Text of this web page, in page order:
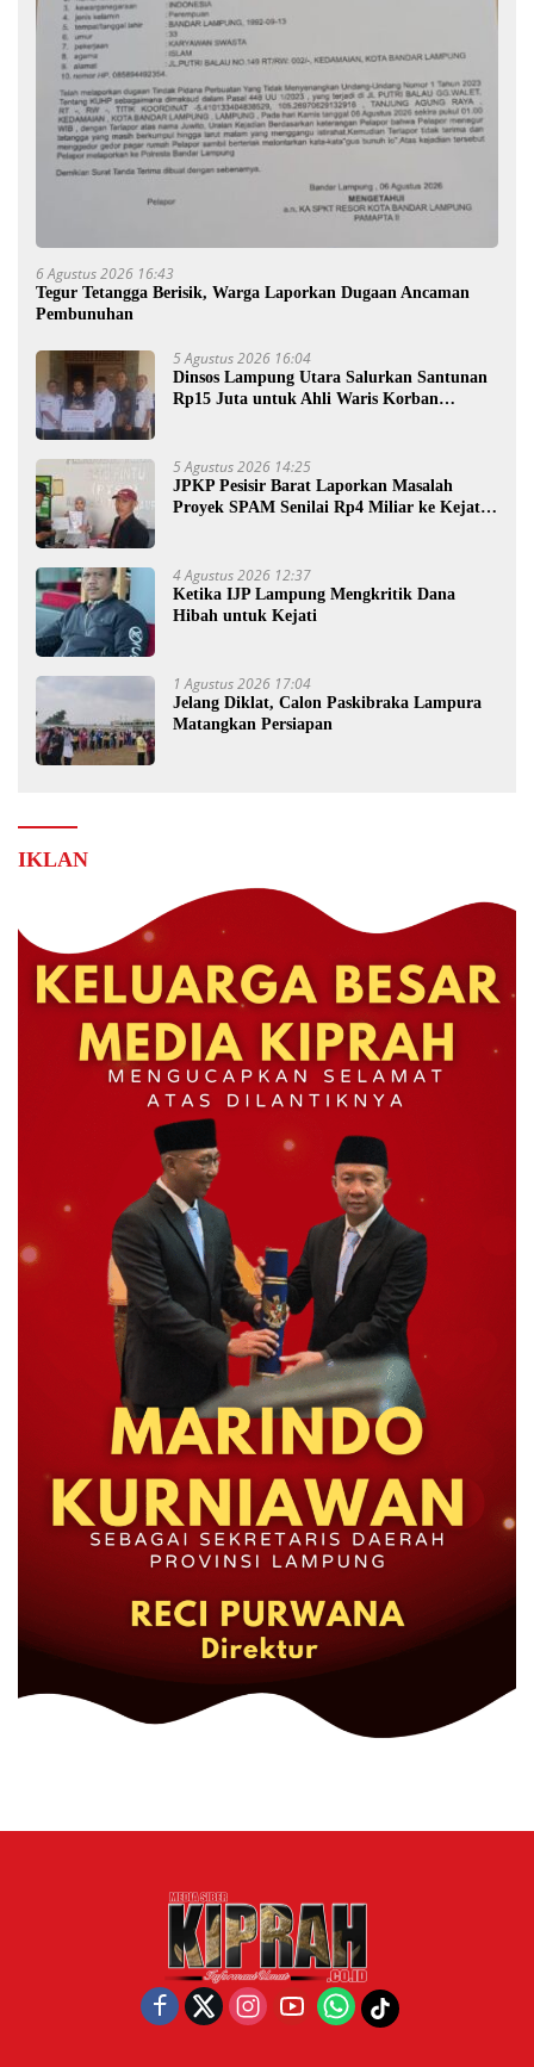
6 Agustus 2026 16:43
Tegur Tetangga Berisik, Warga Laporkan Dugaan Ancaman
Pembunuhan
5 Agustus 2026 16:04
Dinsos Lampung Utara Salurkan Santunan
Rp15 Juta untuk Ahli Waris Korban
5 Agustus 2026 14:25
JPKP Pesisir Barat Laporkan Masalah
Proyek SPAM Senilai Rp4 Miliar ke Kejati
4 Agustus 2026 12:37
Ketika IJP Lampung Mengkritik Dana
Hibah untuk Kejati
1 Agustus 2026 17:04
Jelang Diklat, Calon Paskibraka Lampura
Matangkan Persiapan
IKLAN